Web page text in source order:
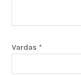
Vardas *